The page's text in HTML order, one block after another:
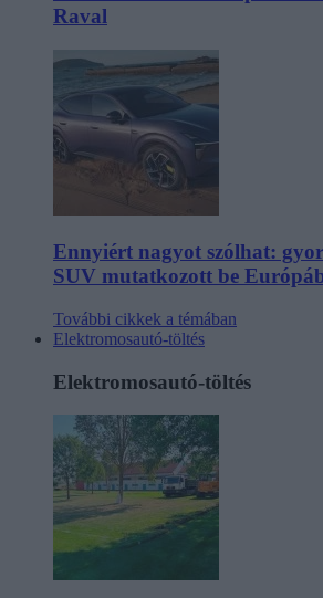
Raval
Ennyiért nagyot szólhat:
SUV mutatkozott be
További cikkek a témában
Elektromosautó-töltés
Elektromosautó-töltés